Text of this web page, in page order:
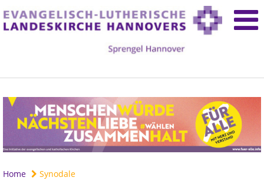
Home Synodale